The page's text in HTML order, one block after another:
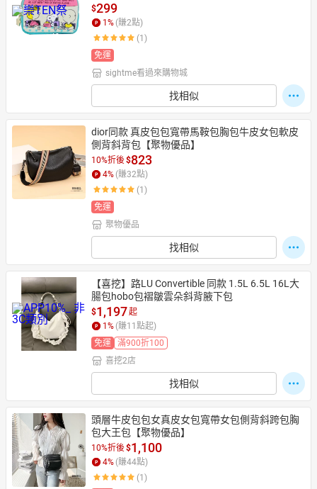
$299
1 % (賺2點)
(1)
免運
sightme看過來購物城
找相似
dior同款 真皮包包寬帶馬鞍包胸包牛皮女包軟皮
側背斜背包【聚物優品】
10%折後$823
4% (賺32點)
(1)
免運
聚物優品
找相似
【喜挖】路LU Convertible 同款 1.5L 6.5L 16L大
腸包hobo包褶皺雲朵斜背腋下包
$1,197起
1 % (賺11 點起)
免運
滿900折100
喜挖2店
找相似
頭層牛皮包包女真皮女包寬帶女包側背斜跨包胸
包大王包【聚物優品】
10%折後$1,100
4% (賺44點)
(1)